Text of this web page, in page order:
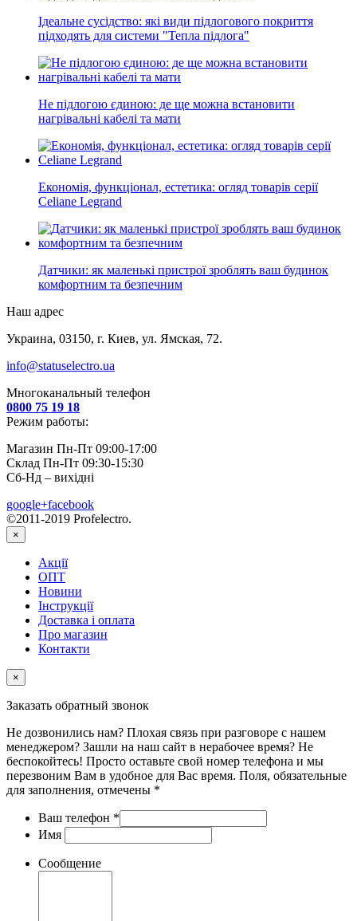
Ідеальне сусідство: які види підлогового покриття
підходять для системи "Тепла підлога"
Не підлогою єдиною: де ще можна встановити
нагрівальні кабелі та мати
Економія, функціонал, естетика: огляд товарів серії
Celiane Legrand
Датчики: як маленькі пристрої зроблять ваш будинок
комфортним та безпечним
Наш адрес
Украина, 03150, г. Киев, ул. Ямская, 72.
info@statuselectro.ua
Многоканальный телефон
0800 75 19 18
Режим работы:
Магазин Пн-Пт 09:00-17:00
Склад Пн-Пт 09:30-15:30
Сб-Нд – вихідні
google+facebook
©2011-2019 Profelectro.
×
Акції
ОПТ
Новини
Інструкції
Доставка і оплата
Про магазин
Контакти
×
Заказать обратный звонок
Не дозвонились нам? Плохая связь при разговоре с нашем
менеджером? Зашли на наш сайт в нерабочее время? Не
беспокойтесь! Просто оставьте свой номер телефона и мы
перезвоним Вам в удобное для Вас время. Поля, обязательные
для заполнения, отмечены *
Ваш телефон *
Имя
Сообщение